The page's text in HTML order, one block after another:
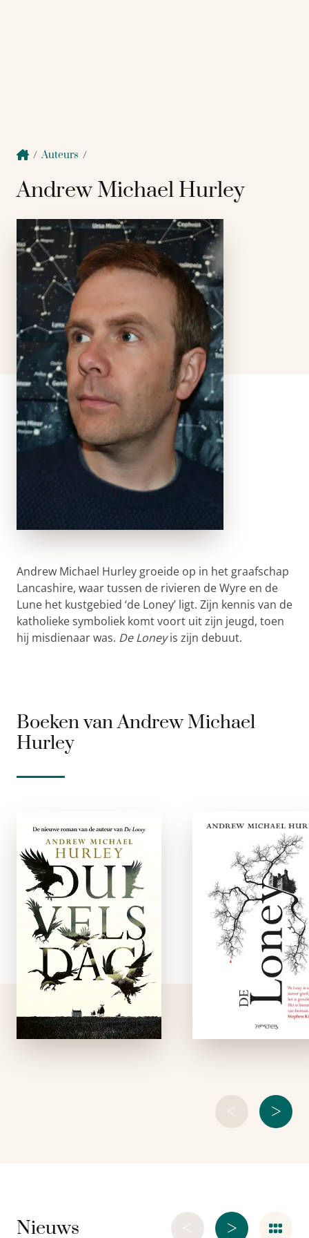
/Auteurs /
Andrew Michael Hurley
Andrew Michael Hurley groeide op in het graafschap
Lancashire, waar tussen de rivieren de Wyre en de
Lune het kustgebied ‘de Loney’ ligt. Zijn kennis van de
katholieke symboliek komt voort uit zijn jeugd, toen
hij misdienaar was. De Loneyis zijn debuut.
Boeken van Andrew Michael
Hurley
< >
Duivelsdag
e-boek
Elke herfst keert John
Pentecost terug naar
de schapenboerderij
in Lancashire waar
hij opgroeide, om zijn
vader te helpen.
Doorgaans gebeurt er
vrij weinig in de
Endlands, maar dit
jaar …
De
e-boek
‘De Loney is
zozeer goed, het
geweldig. Het
literatuur
formaat.’
King De
van een
aan de
Engelse kust
Lancashire
Smith,
Nieuws >
<